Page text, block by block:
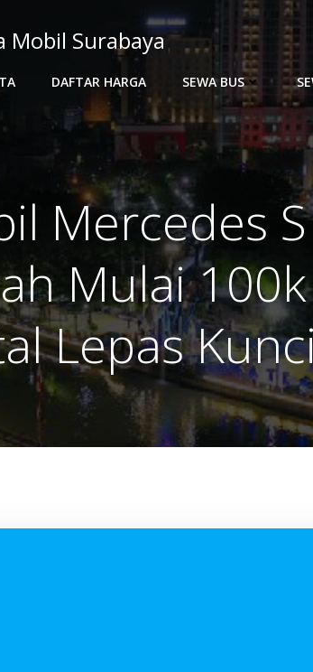
Mobil Surabaya
DAFTAR HARGA SEWA BUS
Mercedes
Mulai
Lepas